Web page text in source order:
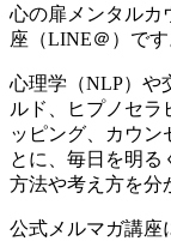
心の扉メンタルカ
座（LINE＠）です
心理学（NLP）や
ルド、ヒプノセラ
ッピング、カウン
とに、毎日を明る
方法や考え方を分
公式メルマガ講座